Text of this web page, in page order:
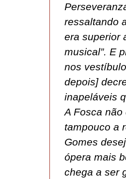
ressaltando
era superior
musical”. E
nos
depois]
inapeláveis
A Fosca
tampouco a
Gomes
ópera mais
chega a ser